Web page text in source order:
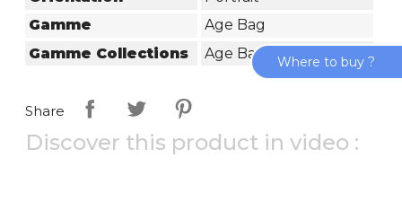
Gamme
Age Bag
Gamme Collections
Age Bag
Share
Discover this product in video :
Where to buy ?